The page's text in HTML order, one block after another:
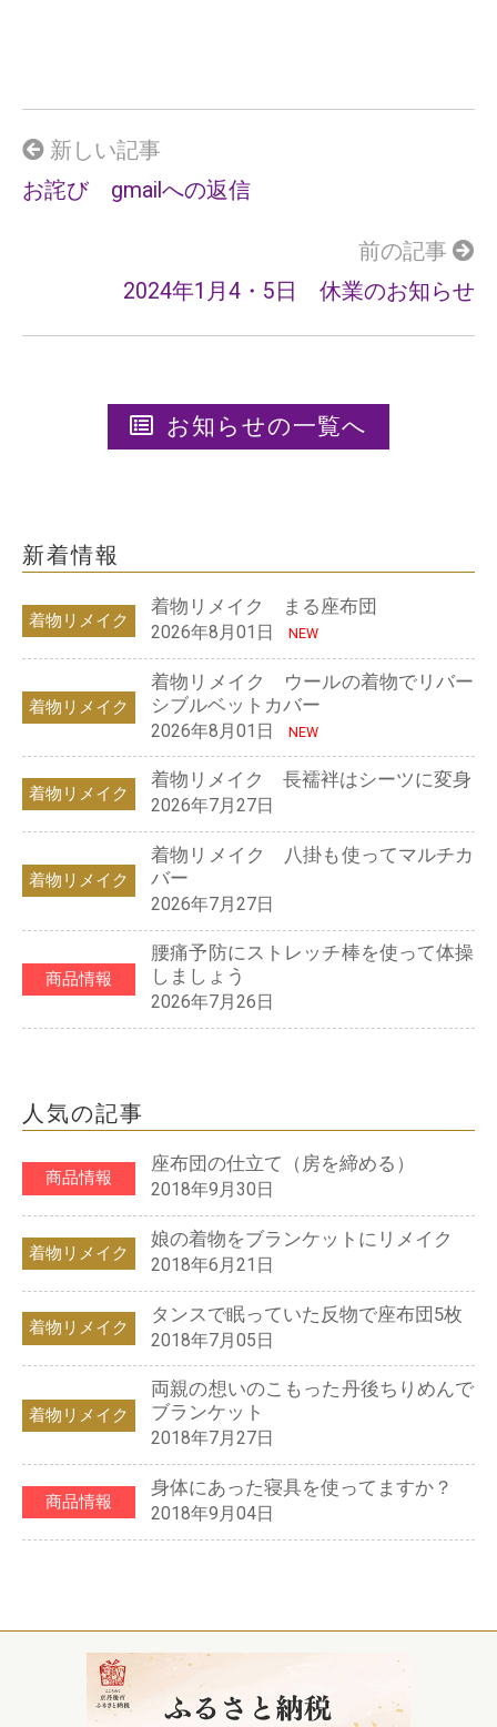
o
o
k
新しい記事
お詫び gmailへの返信
前の記事
2024年1月4・5日 休業のお知らせ
お知らせの一覧へ
新着情報
着物リメイク
着物リメイク まる座布団
2026年8月01日
NEW
着物リメイク
着物リメイク ウールの着物でリバー
シブルベットカバー
2026年8月01日
NEW
着物リメイク
着物リメイク 長襦袢はシーツに変身
2026年7月27日
着物リメイク
着物リメイク 八掛も使ってマルチカ
バー
2026年7月27日
商品情報
腰痛予防にストレッチ棒を使って体操
しましょう
2026年7月26日
人気の記事
商品情報
座布団の仕立て（房を締める）
2018年9月30日
着物リメイク
娘の着物をブランケットにリメイク
2018年6月21日
着物リメイク
タンスで眠っていた反物で座布団5枚
2018年7月05日
着物リメイク
両親の想いのこもった丹後ちりめんで
ブランケット
2018年7月27日
商品情報
身体にあった寝具を使ってますか？
2018年9月04日